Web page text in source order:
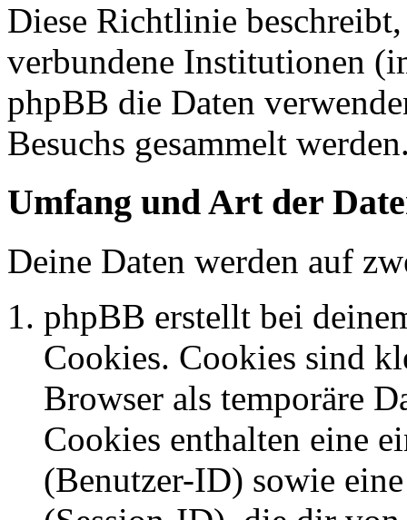
Diese Richtlinie
verbundene Institutionen
phpBB die Daten
Besuchs gesammelt
Umfang und Art der
Deine Daten werden auf
phpBB erstellt bei
Cookies. Cookies sind
Browser als temporäre
Cookies enthalten eine
(Benutzer-ID) sowie